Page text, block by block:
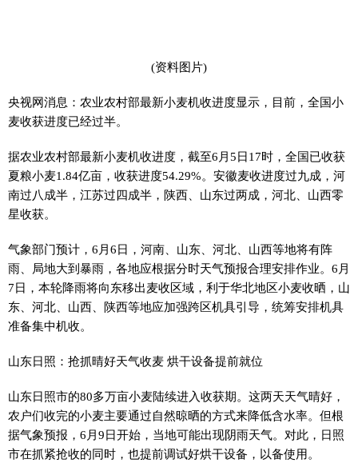
(资料图片)
央视网消息：农业农村部最新小麦机收进度显示，目前，全国小
麦收获进度已经过半。
据农业农村部最新小麦机收进度，截至6月5日17时，全国已收获
夏粮小麦1.84亿亩，收获进度54.29%。安徽麦收进度过九成，河
南过八成半，江苏过四成半，陕西、山东过两成，河北、山西零
星收获。
气象部门预计，6月6日，河南、山东、河北、山西等地将有阵
雨、局地大到暴雨，各地应根据分时天气预报合理安排作业。6月
7日，本轮降雨将向东移出麦收区域，利于华北地区小麦收晒，山
东、河北、山西、陕西等地应加强跨区机具引导，统筹安排机具
准备集中机收。
山东日照：抢抓晴好天气收麦 烘干设备提前就位
山东日照市的80多万亩小麦陆续进入收获期。这两天天气晴好，
农户们收完的小麦主要通过自然晾晒的方式来降低含水率。但根
据气象预报，6月9日开始，当地可能出现阴雨天气。对此，日照
市在抓紧抢收的同时，也提前调试好烘干设备，以备使用。